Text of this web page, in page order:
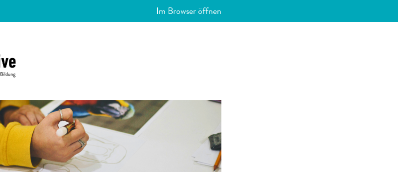
Im Browser öffnen